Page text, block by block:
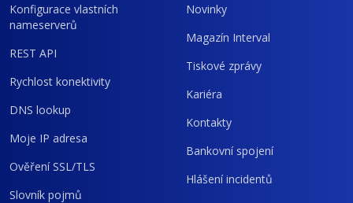
Konfigurace vlastních
nameserverů
REST API
Rychlost konektivity
DNS lookup
Moje IP adresa
Ověření SSL/TLS
Slovník pojmů
Novinky
Magazín Interval
Tiskové zprávy
Kariéra
Kontakty
Bankovní spojení
Hlášení incidentů